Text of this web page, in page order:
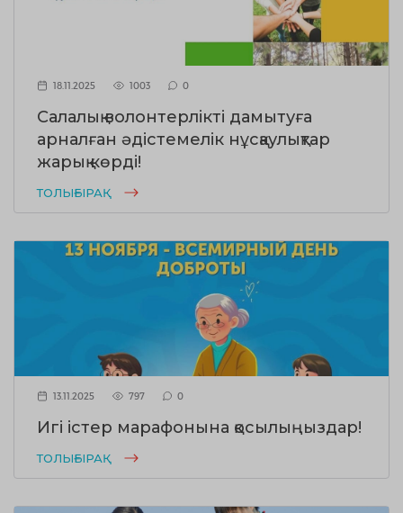
18.11.2025 1003 0
Салалық волонтерлікті дамытуға
арналған әдістемелік нұсқаулықтар
жарық көрді!
ТОЛЫҒЫРАҚ
13.11.2025 797 0
Игі істер марафонына қосылыңыздар!
ТОЛЫҒЫРАҚ